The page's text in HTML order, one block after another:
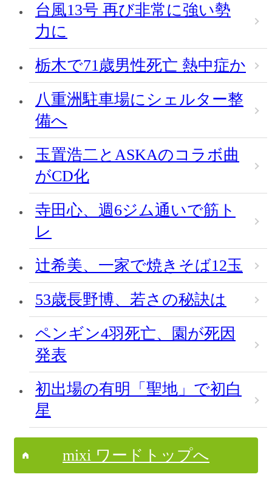
台風13号 再び非常に強い勢
力に
栃木で71歳男性死亡 熱中症か
八重洲駐車場にシェルター整
備へ
玉置浩二とASKAのコラボ曲
がCD化
寺田心、週6ジム通いで筋ト
レ
辻希美、一家で焼きそば12玉
53歳長野博、若さの秘訣は
ペンギン4羽死亡、園が死因
発表
初出場の有明「聖地」で初白
星
mixi ワードトップへ